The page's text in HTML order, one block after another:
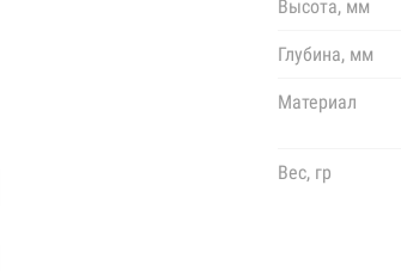
Высота, мм
Глубина, мм
Материал
Вес, гр